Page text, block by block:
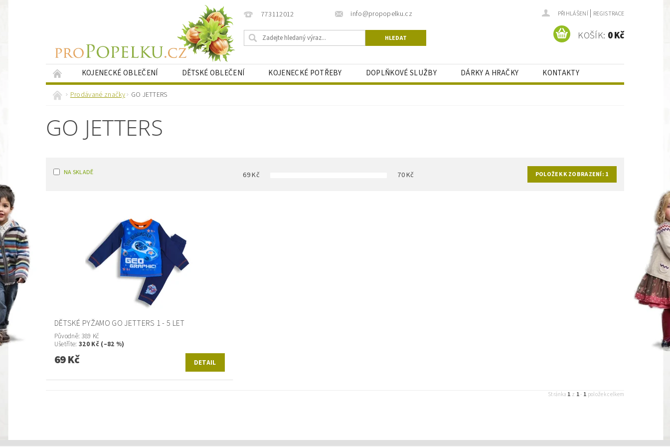
773112012 info@propopelku.cz PŘIHLÁŠENÍ | REGISTRACE
KOŠÍK: 0 Kč
KOJENECKÉ OBLEČENÍ DĚTSKÉ OBLEČENÍ KOJENECKÉ POTŘEBY DOPLŇKOVÉ SLUŽBY DÁRKY A HRAČKY
KONTAKTY
KRESLENÉ PORTRÉTY
NAPIŠTE NÁM
Prodávané značky GO JETTERS
GO JETTERS
NA SKLADĚ 69Kč 70Kč POLOŽEK K ZOBRAZENÍ: 1
DĚTSKÉ PYŽAMO GO JETTERS 1 - 5 LET
Původně: 389 Kč
Ušetříte: 320 Kč (–82 %)
69 Kč DETAIL
Stránka 1 z 1- 1 položek celkem